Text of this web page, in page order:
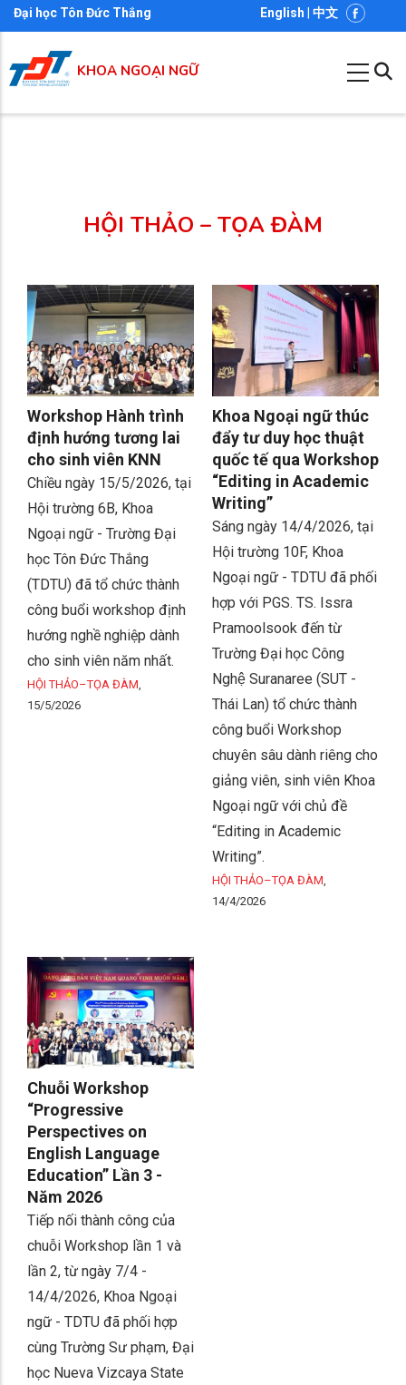
Nhảy
đến
nội
dung
Đại học Tôn Đức Thắng English 中文
KHOA NGOẠI NGỮ
HỘI THẢO – TỌA ĐÀM
Workshop Hành trình
định hướng tương lai
cho sinh viên KNN
Chiều ngày 15/5/2026, tại
Hội trường 6B, Khoa
Ngoại ngữ - Trường Đại
học Tôn Đức Thắng
(TDTU) đã tổ chức thành
công buổi workshop định
hướng nghề nghiệp dành
cho sinh viên năm nhất.
HỘI THẢO–TỌA ĐÀM
15/5/2026
Khoa Ngoại ngữ thúc
đẩy tư duy học thuật
quốc tế qua Workshop
“Editing in Academic
Writing”
Sáng ngày 14/4/2026, tại
Hội trường 10F, Khoa
Ngoại ngữ - TDTU đã phối
hợp với PGS. TS. Issra
Pramoolsook đến từ
Trường Đại học Công
Nghệ Suranaree (SUT -
Thái Lan) tổ chức thành
công buổi Workshop
chuyên sâu dành riêng cho
giảng viên, sinh viên Khoa
Ngoại ngữ với chủ đề
“Editing in Academic
Writing”.
HỘI THẢO–TỌA ĐÀM
14/4/2026
Chuỗi Workshop
“Progressive
Perspectives on
English Language
Education” Lần 3 -
Năm 2026
Tiếp nối thành công của
chuỗi Workshop lần 1 và
lần 2, từ ngày 7/4 -
14/4/2026, Khoa Ngoại
ngữ - TDTU đã phối hợp
cùng Trường Sư phạm, Đại
học Nueva Vizcaya State